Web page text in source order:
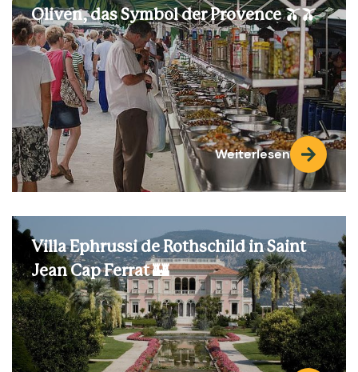
Oliven, das Symbol der Provence 🫒🫒
Weiterlesen
Villa Ephrussi de Rothschild in Saint
Jean Cap Ferrat 🏰